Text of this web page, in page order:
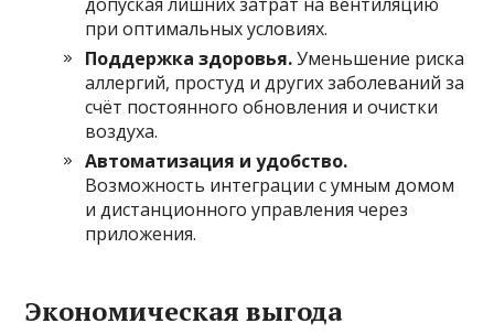
при оптимальных условиях.
Поддержка здоровья.Уменьшение риска
аллергий, простуд и других заболеваний за
счёт постоянного обновления и очистки
воздуха.
Автоматизация и удобство.
Возможность интеграции с умным домом
и дистанционного управления через
приложения.
Экономическая выгода